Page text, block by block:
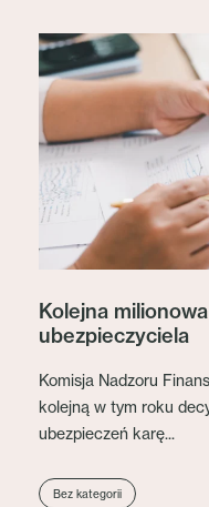
Kolejna
ubezpieczyciela
Komisja Nadzoru
kolejną w tym roku
ubezpieczeń karę...
Bez kategorii